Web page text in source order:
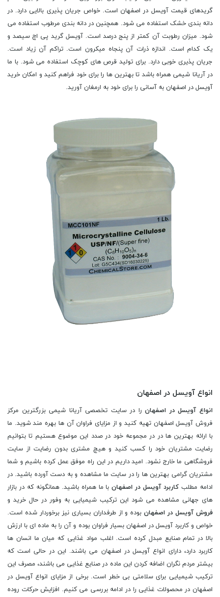
گریدهای قیمت آویسل در اصفهان است. خواص جریان پذیری بالایی دارد. در
دانه بندی خشک استفاده می شود. همچنین در دانه بندی مرطوب استفاده می
شود. میزان رطوبت آن کمتر از پنج درصد است. آویسل گرید پی اچ سیصد و
یک کدام است. اندازه ذرات آن پنجاه میکرون است. تراکم آن زیاد است.
جریان پذیری خوبی دارد. برای تولید قرص های کوچک استفاده می شود. با ما
در آریانا شیمی همراه باشد تا بهترین ها را برای خود فراهم کنید و امکان خرید
آویسل در اصفهان به آسانی را برای خود به ارمغان آورید.
انواع آویسل در اصفهان
انواع آویسل در اصفهان را در سایت تخصصی آریانا شیمی بزرگترین مرکز
فروش آویسل اصفهان تهیه کنید و از مزایای فراوان آن ها بهره مند شوید. ما
با ارائه بهترین ها در در مجموعه خود در صدد این موضوع هستیم تا بتوانیم
رضایت مشتریان خود را کسب کنید و هیچ مشتری بدون رضایت از سایت
فروشگاهی ما خارج نشود. امید داریم در این راه موفق عمل کرده باشیم و شما
مشتریان گرامی بهترین ها را در سایت ما مشاهده و به دست آورده باشید. در
ادامه مطلب کاربرد آویسل در اصفهانبا ما همراه باشید. همانگونه که در بازار
های جهانی مشاهده می شود این ترکیب شیمیایی به وفور در حال خرید و
فروش آویسل در اصفهانبوده و از طرفداران بسیاری نیز برخوردار شده است.
خواص و کاربرد آویسل در اصفهان بسیار فراوان بوده و آن را به ماده ‌ای با ارزش
بالا در تمام صنایع مبدل کرده است. اغلب مواد غذایی که میان ما انسان ها
کاربرد دارد، دارای انواع آویسل در اصفهان می باشند. این در حالی است که
بیشتر مردم نگران اضافه کردن این ماده در صنایع غذایی می باشند، مصرف این
ترکیب شیمیایی برای سلامتی بی خطر است. برخی از مزایای انواع آویسل در
اصفهان در محصولات غذایی را در ادامه بررسی می کنیم. افزایش حرکات روده